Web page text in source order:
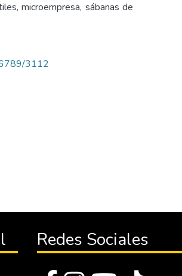
microempresa, sábanas de
3112
Redes Sociales